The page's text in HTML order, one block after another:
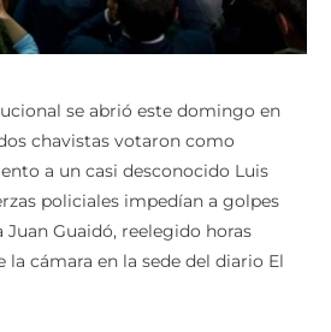
chavistas votaron como
a un casi desconocido Luis
policiales impedían a golpes
Guaidó, reelegido horas
cámara en la sede del diario El